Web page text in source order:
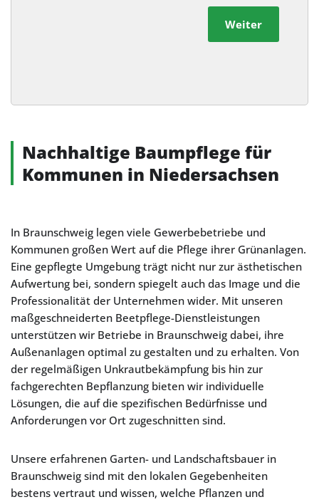
Weiter
Alternative:
Nachhaltige Baumpflege für
Kommunen in Niedersachsen
In Braunschweig legen viele Gewerbebetriebe und
Kommunen großen Wert auf die Pflege ihrer Grünanlagen.
Eine gepflegte Umgebung trägt nicht nur zur ästhetischen
Aufwertung bei, sondern spiegelt auch das Image und die
Professionalität der Unternehmen wider. Mit unseren
maßgeschneiderten Beetpflege-Dienstleistungen
unterstützen wir Betriebe in Braunschweig dabei, ihre
Außenanlagen optimal zu gestalten und zu erhalten. Von
der regelmäßigen Unkrautbekämpfung bis hin zur
fachgerechten Bepflanzung bieten wir individuelle
Lösungen, die auf die spezifischen Bedürfnisse und
Anforderungen vor Ort zugeschnitten sind.
Unsere erfahrenen Garten- und Landschaftsbauer in
Braunschweig sind mit den lokalen Gegebenheiten
bestens vertraut und wissen, welche Pflanzen und